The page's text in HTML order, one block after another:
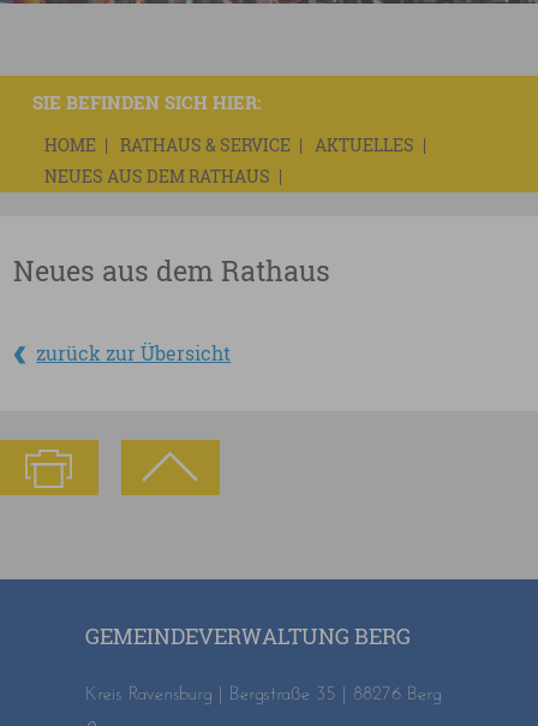
SIE BEFINDEN SICH HIER:
HOME RATHAUS & SERVICE
AKTUELLES
NEUES AUS DEM RATHAUS
Neues aus dem Rathaus
zurück zur Übersicht
GEMEINDEVERWALTUNG BERG
Kreis Ravensburg | Bergstraße 35 | 88276 Berg